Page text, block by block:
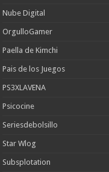
Nube Digital
OrgulloGamer
Paella de Kimchi
Pais de los Juegos
PS3XLAVENA
Psicocine
Seriesdebolsillo
Star Wlog
Subsplotation